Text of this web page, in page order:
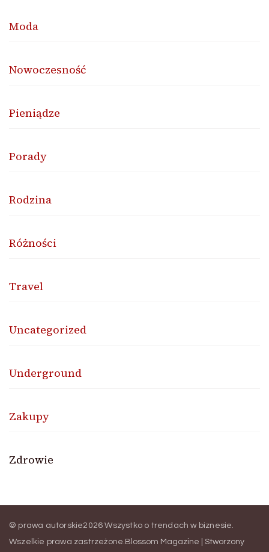
Moda
Nowoczesność
Pieniądze
Porady
Rodzina
Różności
Travel
Uncategorized
Underground
Zakupy
Zdrowie
© prawa autorskie2026Wszystko o trendach w biznesie.
Wszelkie prawa zastrzeżone. Blossom Magazine | Stworzony